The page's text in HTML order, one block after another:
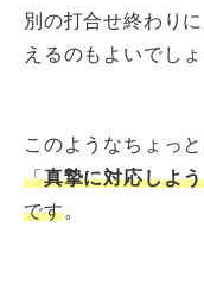
別の打合せ終わり
えるのもよいでしょ
このようなちょっ
「真摯に対応しよう
です。